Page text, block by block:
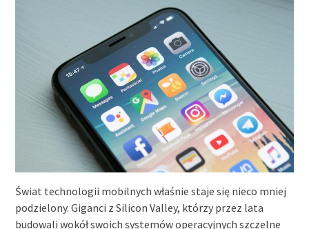
Świat technologii mobilnych właśnie staje się nieco mniej
podzielony. Giganci z Silicon Valley, którzy przez lata
budowali wokół swoich systemów operacyjnych szczelne